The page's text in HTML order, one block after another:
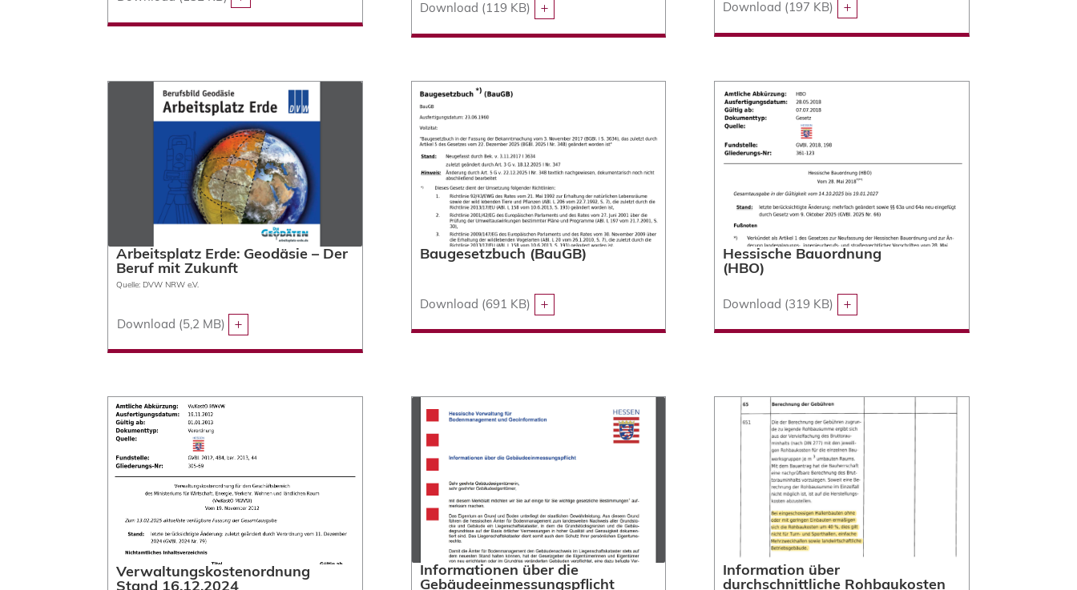
Download (119 KB) Download (197 KB)
Arbeitsplatz Erde: Geodäsie – Der
Beruf mit Zukunft
Quelle: DVW NRW e.V.
Download (5,2 MB)
Baugesetzbuch (BauGB)
Download (691 KB)
Hessische Bauordnung
(HBO)
Download (319 KB)
Verwaltungskostenordnung
Stand 16.12.2024
Informationen über die
Gebäudeeinmessungspflicht
Information über
durchschnittliche Rohbaukosten